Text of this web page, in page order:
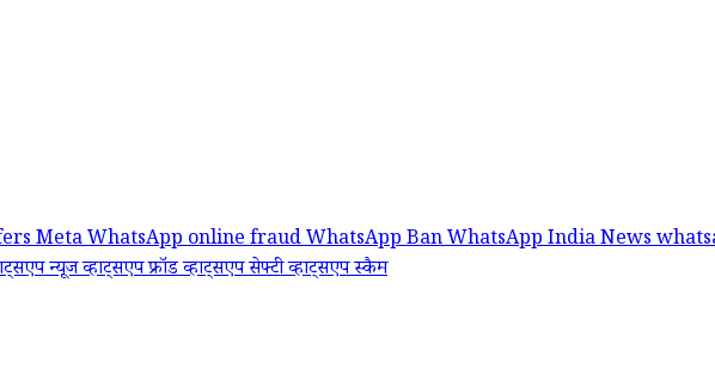
Meta WhatsApponline fraudWhatsApp BanWhatsApp India News
न्यूजव्हाट्सएप फ्रॉडव्हाट्सएप सेफ्टीव्हाट्सएप स्कैम